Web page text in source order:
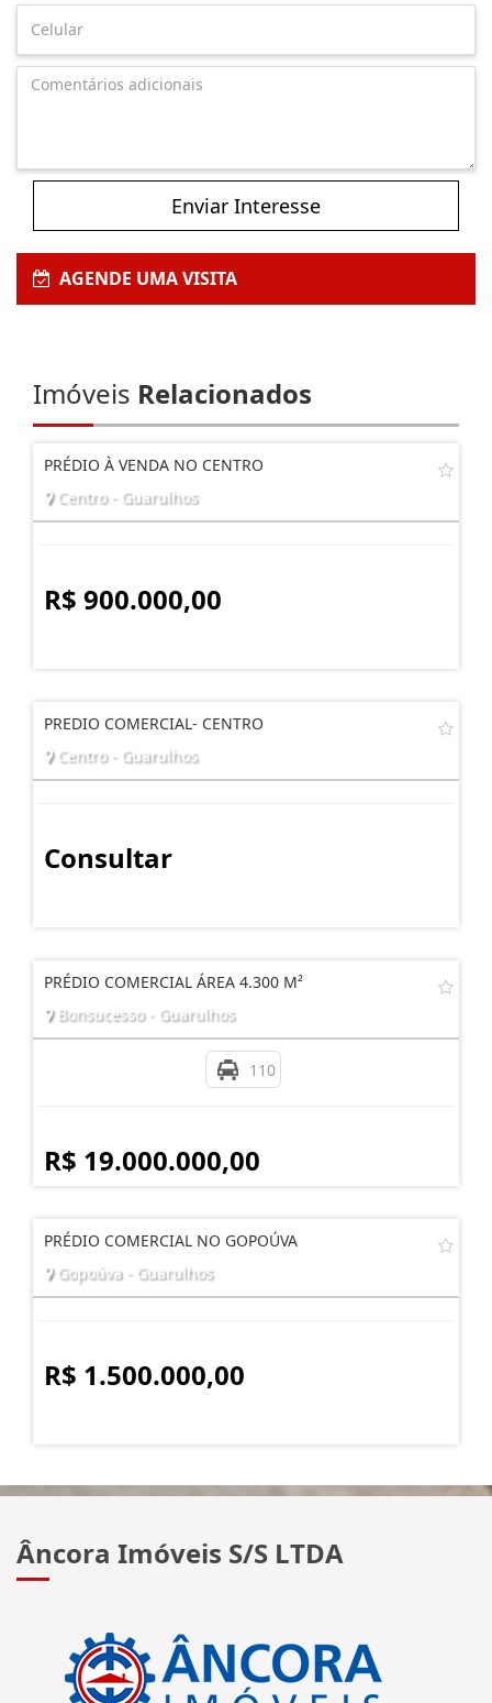
Enviar Interesse
AGENDE UMA VISITA
Imóveis Relacionados
PRÉDIO À VENDA NO CENTRO
Centro - Guarulhos
R$ 900.000,00
PREDIO COMERCIAL- CENTRO
Centro - Guarulhos
Consultar
PRÉDIO COMERCIAL ÁREA 4.300 M²
Bonsucesso - Guarulhos
110
R$ 19.000.000,00
PRÉDIO COMERCIAL NO GOPOÚVA
Gopoúva - Guarulhos
R$ 1.500.000,00
Âncora Imóveis S/S LTDA